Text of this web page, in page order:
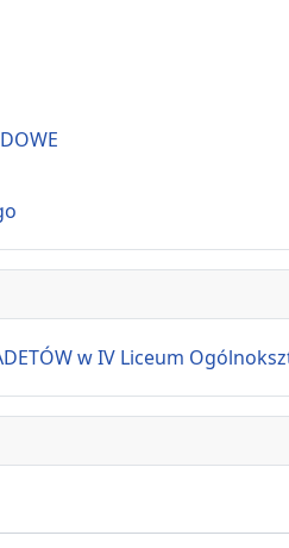
w IV Liceum